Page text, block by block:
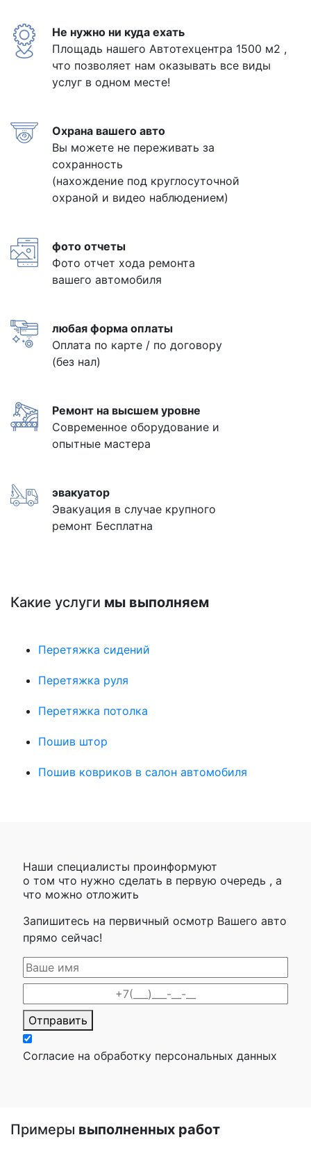
Не нужно ни куда ехать
Площадь нашего Автотехцентра 1500 м2 ,
что позволяет нам оказывать все виды
услуг в одном месте!
Охрана вашего авто
Вы можете не переживать за
сохранность
(нахождение под круглосуточной
охраной и видео наблюдением)
фото отчеты
Фото отчет хода ремонта
вашего автомобиля
любая форма оплаты
Оплата по карте / по договору
(без нал)
Ремонт на высшем уровне
Современное оборудование и
опытные мастера
эвакуатор
Эвакуация в случае крупного
ремонт Бесплатна
Какие услуги мы выполняем
Перетяжка сидений
Перетяжка руля
Перетяжка потолка
Пошив штор
Пошив ковриков в салон автомобиля
Наши специалисты проинформуют
о том что нужно сделать в первую очередь , а
что можно отложить
Запишитесь на первичный осмотр Вашего авто
прямо сейчас!
Отправить
Согласие на обработку персональных данных
Примеры выполненных работ